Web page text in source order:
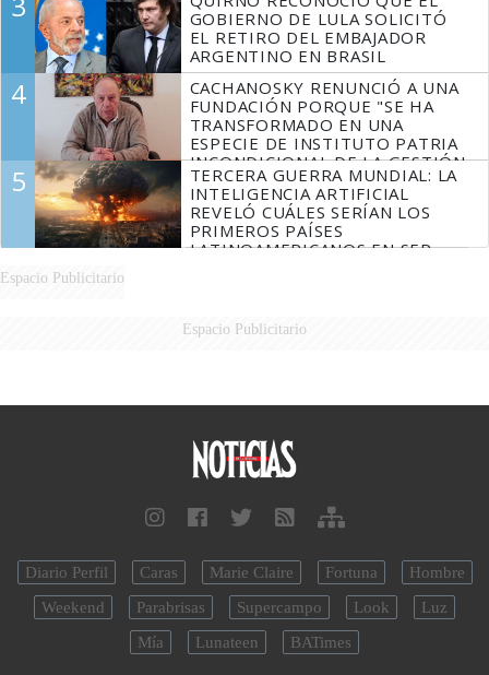
GOBIERNO DE LULA SOLICITÓ
EL RETIRO DEL EMBAJADOR
ARGENTINO EN BRASIL
4
CACHANOSKY RENUNCIÓ A UNA
FUNDACIÓN PORQUE "SE HA
TRANSFORMADO EN UNA
ESPECIE DE INSTITUTO PATRIA
INCONDICIONAL DE LA GESTIÓN
DE MILEI"
5
TERCERA GUERRA MUNDIAL: LA
INTELIGENCIA ARTIFICIAL
REVELÓ CUÁLES SERÍAN LOS
PRIMEROS PAÍSES
LATINOAMERICANOS EN SER
Espacio Publicitario
Espacio Publicitario
Diario Perfil Caras Marie Claire Fortuna
Hombre
Weekend
Parabrisas Supercampo Look
Luz
Mía
Lunateen BATimes